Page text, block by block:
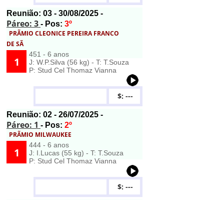
Reunião: 03 - 30/08/2025 -
Páreo: 3 - Pos: 3º
PRÃMIO CLEONICE PEREIRA FRANCO
DE SÃ
1
451 - 6 anos
J: W.P.Silva (56 kg) - T: T.Souza
P: Stud Cel Thomaz Vianna
$: ---
Reunião: 02 - 26/07/2025 -
Páreo: 1 - Pos: 2º
PRÃMIO MILWAUKEE
1
444 - 6 anos
J: I.Lucas (55 kg) - T: T.Souza
P: Stud Cel Thomaz Vianna
$: ---